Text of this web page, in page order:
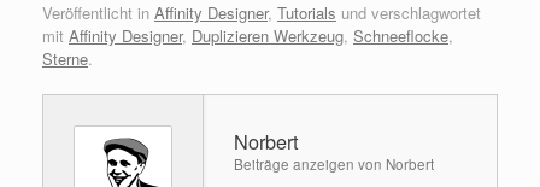
Veröffentlicht in Affinity Designer, Tutorials und verschlagwortet
mit Affinity Designer, Duplizieren Werkzeug, Schneeflocke,
Sterne.
Norbert
Beiträge anzeigen von Norbert